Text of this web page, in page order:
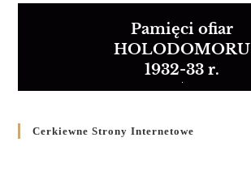
Pamięci ofiar
HOLODOMORU
1932-33 r.
Cerkiewne Strony Internetowe